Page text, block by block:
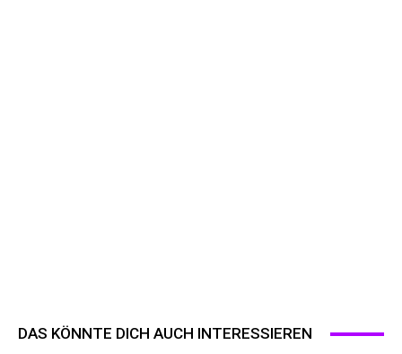
DAS KÖNNTE DICH AUCH INTERESSIEREN